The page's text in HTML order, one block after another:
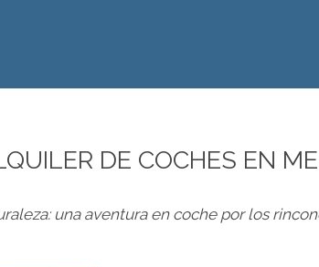
DE COCHES EN
una aventura en coche por los